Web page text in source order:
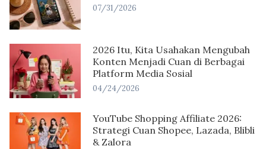
07/31/2026
2026 Itu, Kita Usahakan Mengubah
Konten Menjadi Cuan di Berbagai
Platform Media Sosial
04/24/2026
YouTube Shopping Affiliate 2026:
Strategi Cuan Shopee, Lazada, Blibli
& Zalora